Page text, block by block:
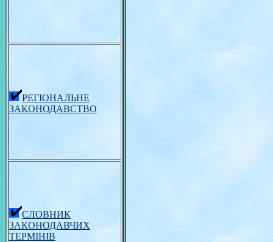
РЕГІОНАЛЬНЕ
ЗАКОНОДАВСТВО
СЛОВНИК
ЗАКОНОДАВЧИХ
ТЕРМІНІВ